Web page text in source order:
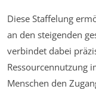
Diese Staffelung
an den steigenden
verbindet dabei
Ressourcennutzung
Menschen den